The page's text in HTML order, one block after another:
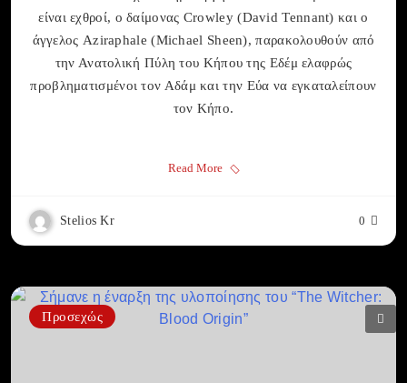
είναι εχθροί, ο δαίμονας Crowley (David Tennant) και ο
άγγελος Aziraphale (Michael Sheen), παρακολουθούν από
την Ανατολική Πύλη του Κήπου της Εδέμ ελαφρώς
προβληματισμένοι τον Αδάμ και την Εύα να εγκαταλείπουν
τον Κήπο.
Read More
Stelios Kr 0
Προσεχώς